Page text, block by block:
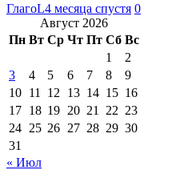
ГлагоL4 месяца спустя 0
Август 2026
Пн Вт Ср Чт Пт Сб Вс
1
2
3
4 5 6 7 8
9
10 11 12 13 14 15 16
17 18 19 20 21 22 23
24 25 26 27 28 29 30
31
« Июл